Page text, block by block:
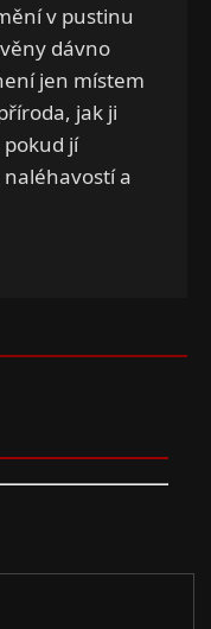
v pustinu
dávno
jen místem
jak ji
jí
a